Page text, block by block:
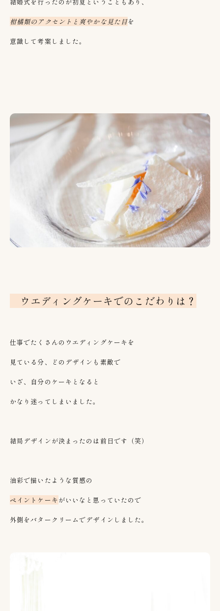
柑橘類のアクセントと爽やかな見た目を
意識して考案しました。
ウエディングケーキでのこだわりは？
仕事でたくさんのウエディングケーキを
見ている分、どのデザインも素敵で
いざ、自分のケーキとなると
かなり迷ってしまいました。
結局デザインが決まったのは前日です（笑）
油彩で描いたような質感の
ペイントケーキがいいなと思っていたので
外側をバタークリームでデザインしました。